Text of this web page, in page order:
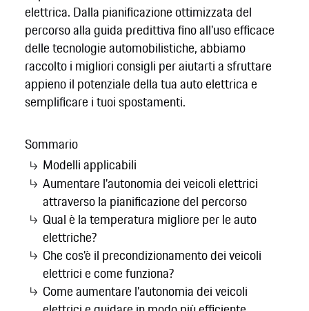
elettrica. Dalla pianificazione ottimizzata del
percorso alla guida predittiva fino all'uso efficace
delle tecnologie automobilistiche, abbiamo
raccolto i migliori consigli per aiutarti a sfruttare
appieno il potenziale della tua auto elettrica e
semplificare i tuoi spostamenti.
Sommario
Modelli applicabili
Aumentare l'autonomia dei veicoli elettrici
attraverso la pianificazione del percorso
Qual è la temperatura migliore per le auto
elettriche?
Che cos'è il precondizionamento dei veicoli
elettrici e come funziona?
Come aumentare l'autonomia dei veicoli